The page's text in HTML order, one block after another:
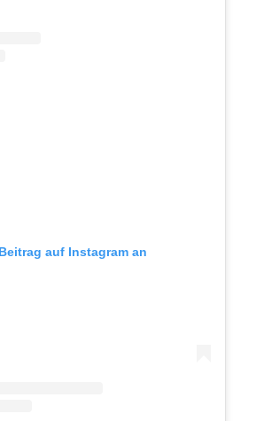
auf Instagram an